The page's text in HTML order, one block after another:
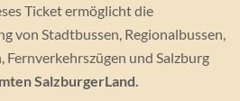
Ticket ermöglicht die
von Stadtbussen, Regionalbussen,
Fernverkehrszügen und Salzburg
SalzburgerLand.